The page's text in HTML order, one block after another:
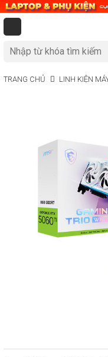
TRANG CHỦ LINH KIỆN